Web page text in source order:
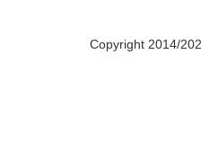
Copyright 2014/